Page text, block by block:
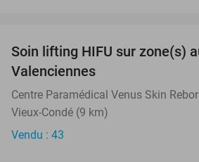
Soin lifting HIFU sur zone(s)
Valenciennes
Centre Paramédical Venus Skin
Vieux-Condé (9 km)
Vendu : 43